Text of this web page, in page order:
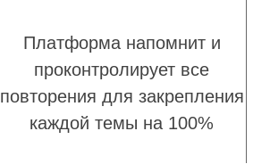
Платформа напомнит и
проконтролирует все
повторения для закрепления
каждой темы на 100%